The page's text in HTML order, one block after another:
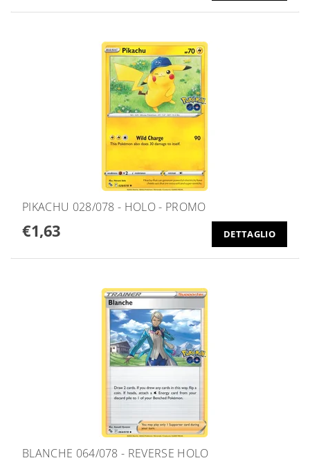
PIKACHU 028/078 - HOLO - PROMO
€1,63 DETTAGLIO
BLANCHE 064/078 - REVERSE HOLO